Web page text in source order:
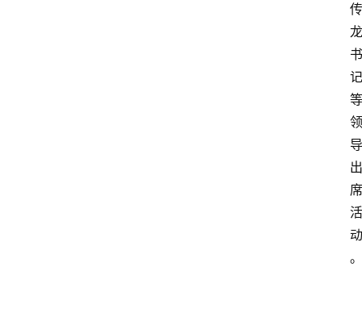
传
龙
书
记
等
领
导
出
席
活
动
。